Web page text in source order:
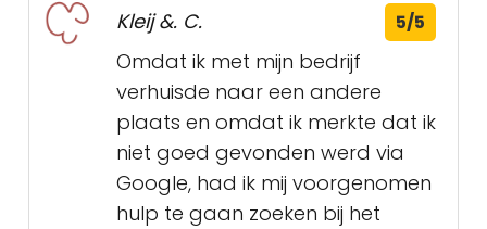
Kleij &. C. 5/5
Omdat ik met mijn bedrijf
verhuisde naar een andere
plaats en omdat ik merkte dat ik
niet goed gevonden werd via
Google, had ik mij voorgenomen
hulp te gaan zoeken bij het